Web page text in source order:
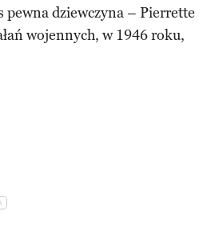
pewna dziewczyna – Pierrette
wojennych, w 1946 roku,